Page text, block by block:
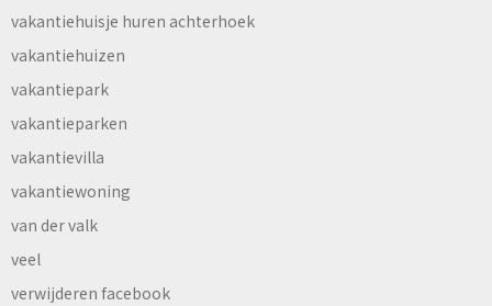
vakantiehuisje huren achterhoek
vakantiehuizen
vakantiepark
vakantieparken
vakantievilla
vakantiewoning
van der valk
veel
verwijderen facebook